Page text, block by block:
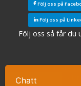
Ta kontakt
Följ oss på
Följ oss på
Följ oss så får du
Sök
Konferens
Chatt